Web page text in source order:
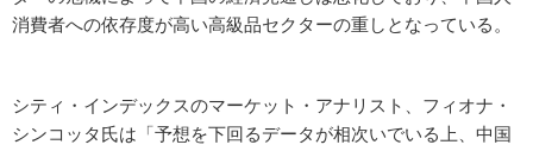
消費者への依存度が高い高級品セクターの重しとなっている。
シティ・インデックスのマーケット・アナリスト、フィオナ・
シンコッタ氏は「予想を下回るデータが相次いでいる上、中国